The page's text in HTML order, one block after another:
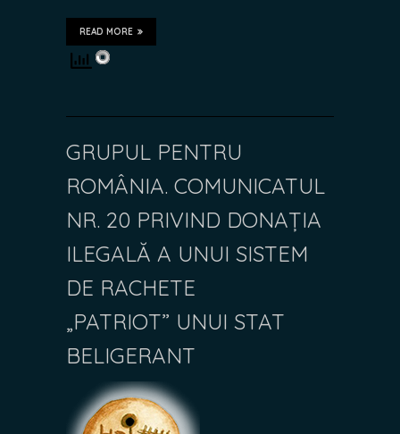
READ MORE
GRUPUL PENTRU
ROMÂNIA. COMUNICATUL
NR. 20 PRIVIND DONAȚIA
ILEGALĂ A UNUI SISTEM
DE RACHETE
„PATRIOT” UNUI STAT
BELIGERANT